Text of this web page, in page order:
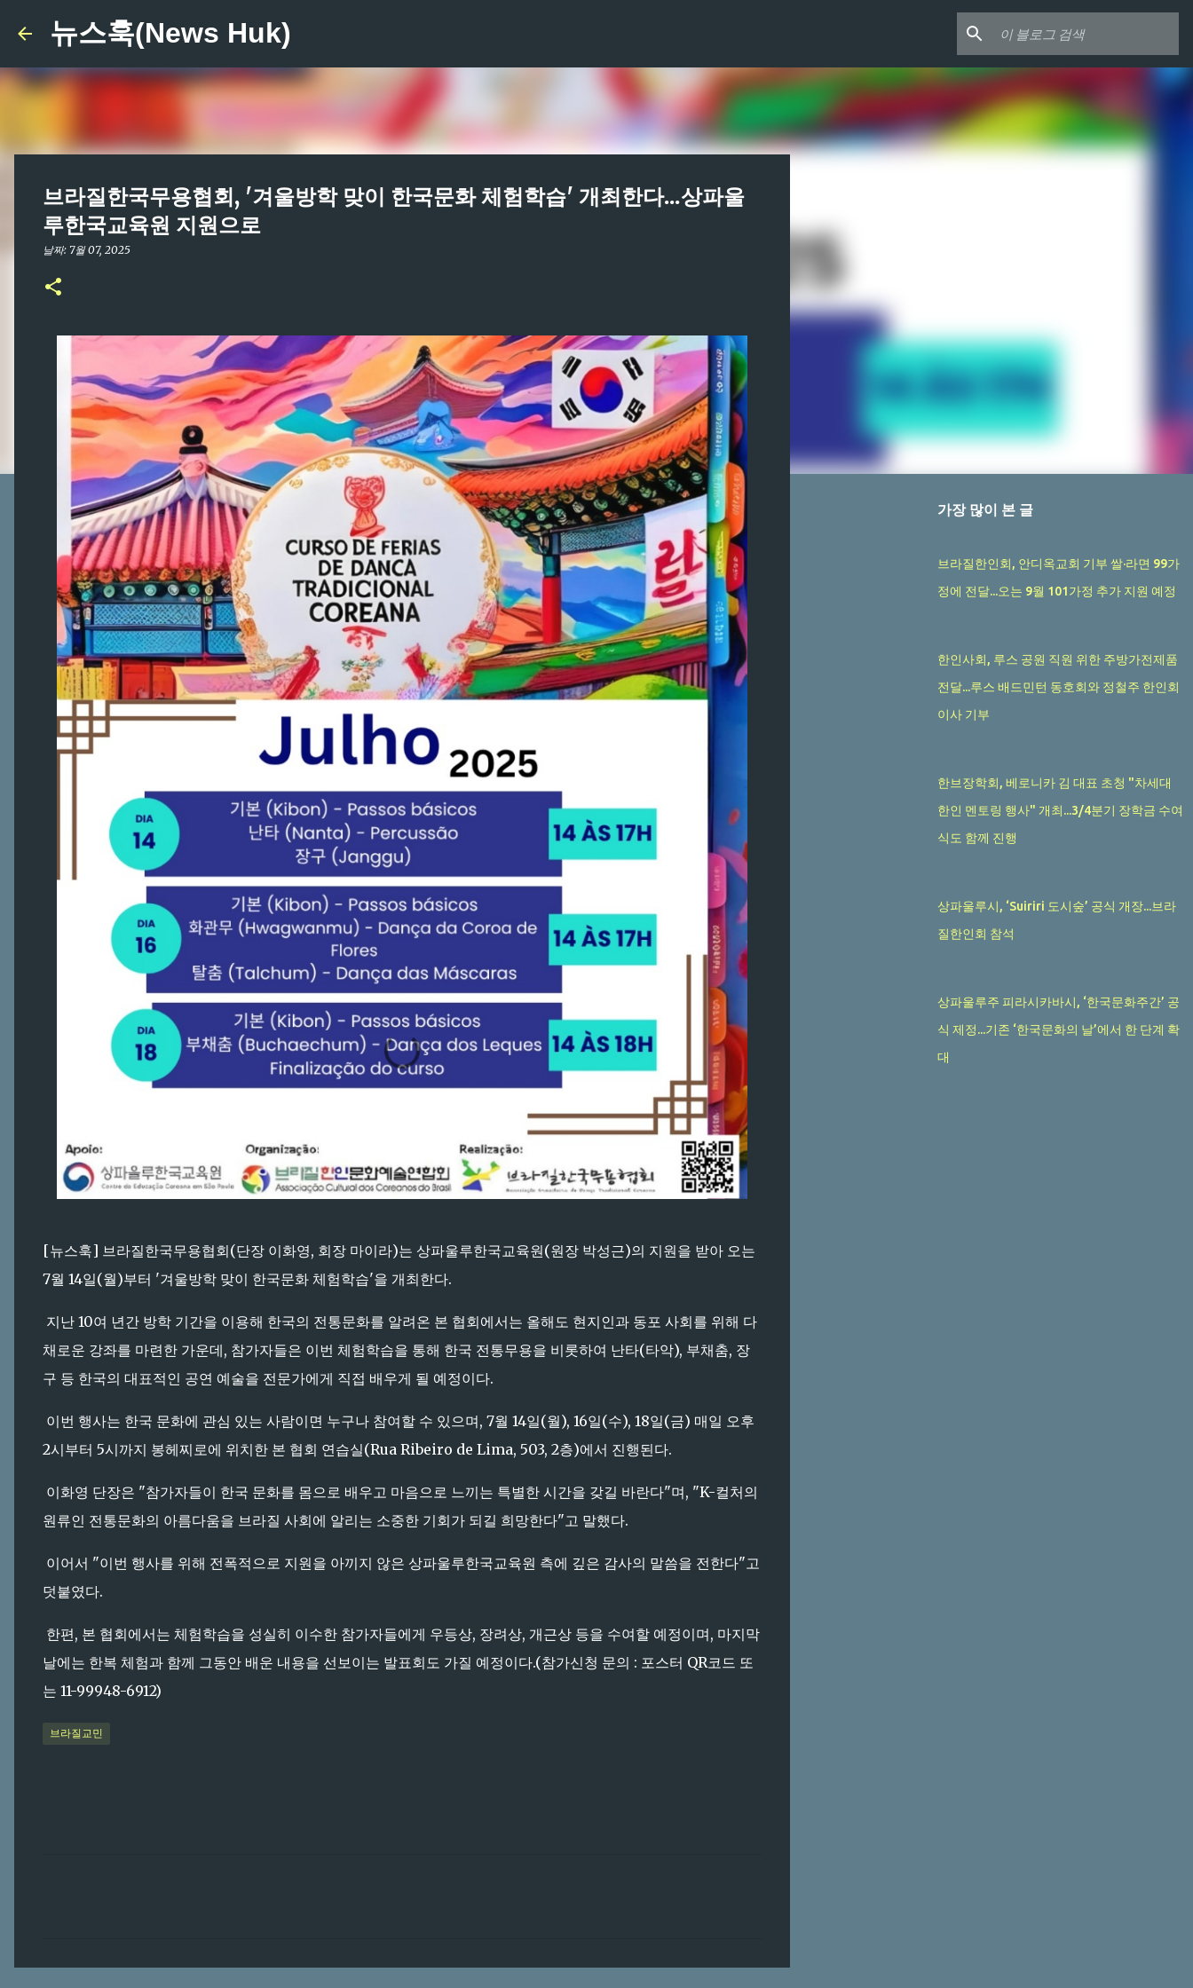
뉴스훅(News Huk)
브라질한국무용협회, '겨울방학 맞이 한국문화 체험학습' 개최한다...상파울
루한국교육원 지원으로
날짜: 7월 07, 2025
[뉴스훅] 브라질한국무용협회(단장 이화영, 회장 마이라)는 상파울루한국교육원(원장 박성근)의 지원을 받아 오는
7월 14일(월)부터 '겨울방학 맞이 한국문화 체험학습'을 개최한다.
지난 10여 년간 방학 기간을 이용해 한국의 전통문화를 알려온 본 협회에서는 올해도 현지인과 동포 사회를 위해 다
채로운 강좌를 마련한 가운데, 참가자들은 이번 체험학습을 통해 한국 전통무용을 비롯하여 난타(타악), 부채춤, 장
구 등 한국의 대표적인 공연 예술을 전문가에게 직접 배우게 될 예정이다.
이번 행사는 한국 문화에 관심 있는 사람이면 누구나 참여할 수 있으며, 7월 14일(월), 16일(수), 18일(금) 매일 오후
2시부터 5시까지 봉헤찌로에 위치한 본 협회 연습실(Rua Ribeiro de Lima, 503, 2층)에서 진행된다.
이화영 단장은 "참가자들이 한국 문화를 몸으로 배우고 마음으로 느끼는 특별한 시간을 갖길 바란다"며, "K-컬처의
원류인 전통문화의 아름다움을 브라질 사회에 알리는 소중한 기회가 되길 희망한다"고 말했다.
이어서 "이번 행사를 위해 전폭적으로 지원을 아끼지 않은 상파울루한국교육원 측에 깊은 감사의 말씀을 전한다"고
덧붙였다.
한편, 본 협회에서는 체험학습을 성실히 이수한 참가자들에게 우등상, 장려상, 개근상 등을 수여할 예정이며, 마지막
날에는 한복 체험과 함께 그동안 배운 내용을 선보이는 발표회도 가질 예정이다.(참가신청 문의 : 포스터 QR코드 또
는 11-99948-6912)
브라질교민
가장 많이 본 글
브라질한인회, 안디옥교회 기부 쌀·라면 99가
정에 전달...오는 9월 101가정 추가 지원 예정
한인사회, 루스 공원 직원 위한 주방가전제품
전달...루스 배드민턴 동호회와 정철주 한인회
이사 기부
한브장학회, 베로니카 김 대표 초청 "차세대
한인 멘토링 행사" 개최...3/4분기 장학금 수여
식도 함께 진행
상파울루시, ‘Suiriri 도시숲’ 공식 개장...브라
질한인회 참석
상파울루주 피라시카바시, ‘한국문화주간’ 공
식 제정...기존 ‘한국문화의 날’에서 한 단계 확
대